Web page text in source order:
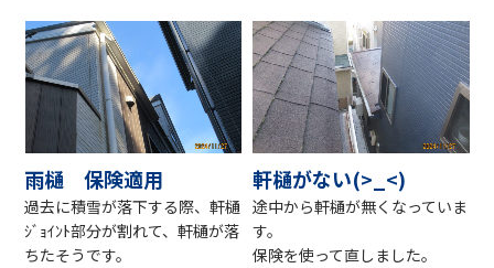
雨樋 保険適用
過去に積雪が落下する際、軒樋
ｼﾞｮｲﾝﾄ部分が割れて、軒樋が落
ちたそうです。
軒樋がない(>_<)
途中から軒樋が無くなっていま
す。
保険を使って直しました。